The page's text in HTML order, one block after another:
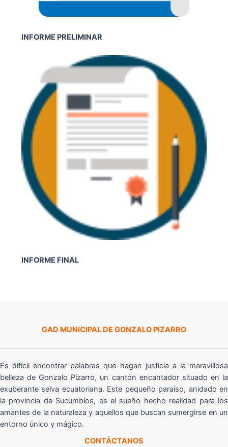
INFORME PRELIMINAR
INFORME FINAL
GAD MUNICIPAL DE GONZALO PIZARRO
Es difícil encontrar palabras que hagan justicia a la maravillosa
belleza de Gonzalo Pizarro, un cantón encantador situado en la
exuberante selva ecuatoriana. Este pequeño paraíso, anidado en
la provincia de Sucumbíos, es el sueño hecho realidad para los
amantes de la naturaleza y aquellos que buscan sumergirse en un
entorno único y mágico.
CONTÁCTANOS